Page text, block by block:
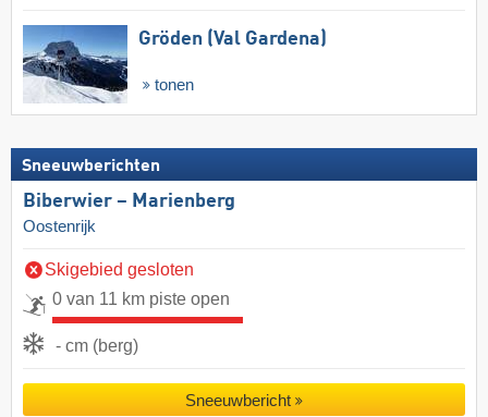
Gröden (Val Gardena)
tonen
Sneeuwberichten
Biberwier – Marienberg
Oostenrijk
Skigebied gesloten
0 van 11 km piste open
- cm (berg)
Sneeuwbericht